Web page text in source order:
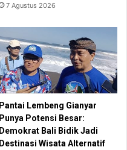
7 Agustus 2026
Pantai Lembeng Gianyar
Punya Potensi Besar:
Demokrat Bali Bidik Jadi
Destinasi Wisata Alternatif